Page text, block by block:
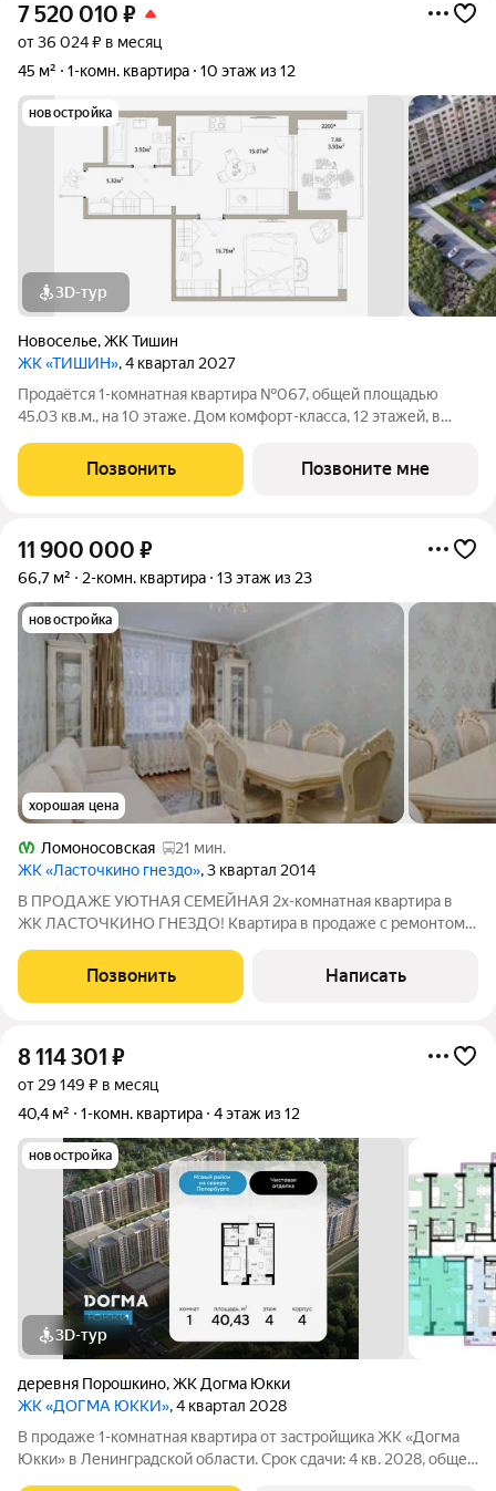
7 520 010 ₽
от 36 024 ₽ в месяц
45 м²
1-комн. квартира 10 этаж из 12
новостройка
3D-тур
Новоселье,ЖК Тишин
ЖК «ТИШИН», 4 квартал 2027
Продаётся 1-комнатная квартира №067, общей площадью
45.03 кв.м., на 10 этаже. Дом комфорт-класса, 12 этажей, в
домом. РАСПОЛОЖЕНИЕ И БЛАГОУСТРОЙСТВО ЖК «Тишин»
расположен в поселке Новоселье в
Позвонить Позвоните мне
11 900 000 ₽
66,7 м² 2-комн. квартира 13 этаж из 23
новостройка
хорошая цена
Ломоносовская
21 мин.
ЖК «Ласточкино гнездо», 3 квартал 2014
В ПРОДАЖЕ УЮТНАЯ СЕМЕЙНАЯ 2х-комнатная квартира в
ЖК ЛАСТОЧКИНО ГНЕЗДО! Квартира в продаже с ремонтом и
освещенностью в течение всего дня! Удачная планировка
позволяет грамотно организовать пространство:
Позвонить Написать
8 114 301 ₽
от 29 149 ₽ в месяц
40,4 м²
1-комн. квартира 4 этаж из 12
новостройка
3D-тур
деревня Порошкино,ЖК Догма Юкки
ЖК «ДОГМА ЮККИ», 4 квартал 2028
В продаже 1-комнатная квартира от застройщика ЖК «Догма
Юкки» в Ленинградской области. Срок сдачи: 4 кв. 2028, общей